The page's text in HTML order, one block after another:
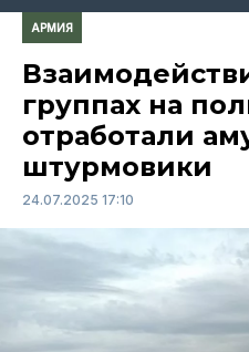
АРМИЯ
группах на
отработали
штурмовики
24.07.2025 17:10